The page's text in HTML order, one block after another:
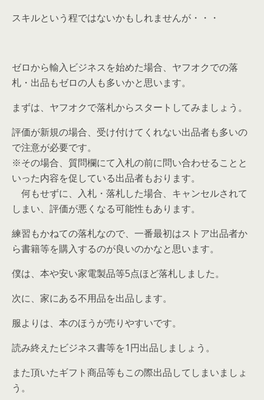
スキルという程ではないかもしれませんが・・・
ゼロから輸入ビジネスを始めた場合、ヤフオクでの落
札・出品もゼロの人も多いかと思います。
まずは、ヤフオクで落札からスタートしてみましょう。
評価が新規の場合、受け付けてくれない出品者も多いの
で注意が必要です。
※その場合、質問欄にて入札の前に問い合わせることと
いった内容を促している出品者もおります。
何もせずに、入札・落札した場合、キャンセルされて
しまい、評価が悪くなる可能性もあります。
練習もかねての落札なので、一番最初はストア出品者か
ら書籍等を購入するのが良いのかなと思います。
僕は、本や安い家電製品等5点ほど落札しました。
次に、家にある不用品を出品します。
服よりは、本のほうが売りやすいです。
読み終えたビジネス書等を1円出品しましょう。
また頂いたギフト商品等もこの際出品してしまいましょ
う。